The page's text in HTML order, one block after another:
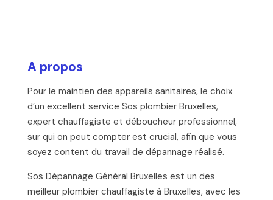
A propos
Pour le maintien des appareils sanitaires, le choix
d’un excellent service Sos plombier Bruxelles,
expert chauffagiste et déboucheur professionnel,
sur qui on peut compter est crucial, afin que vous
soyez content du travail de dépannage réalisé.
Sos Dépannage Général Bruxelles est un des
meilleur plombier chauffagiste à Bruxelles, avec les